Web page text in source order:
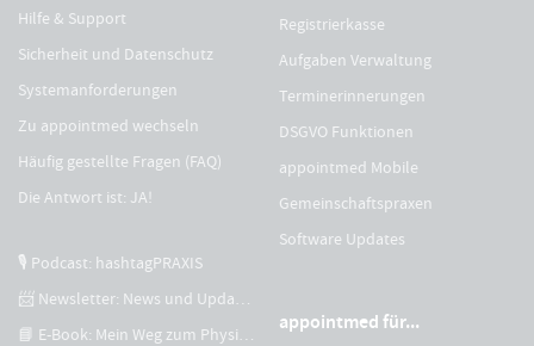
Hilfe & Support
Sicherheit und Datenschutz
Systemanforderungen
Zu appointmed wechseln
Häufig gestellte Fragen (FAQ)
Die Antwort ist: JA!
🎙 Podcast: hashtagPRAXIS
📨 Newsletter: News und Updates
📘 E-Book: Mein Weg zum Physiotherapeuten
Registrierkasse
Aufgaben Verwaltung
Terminerinnerungen
DSGVO Funktionen
appointmed Mobile
Gemeinschaftspraxen
Software Updates
appointmed für...